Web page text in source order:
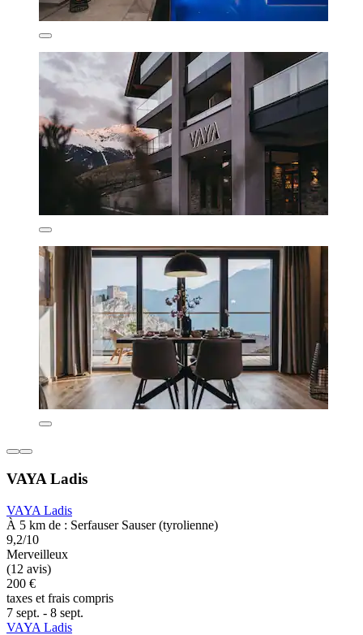
VAYA Ladis
VAYA Ladis
À 5 km de : Serfauser Sauser (tyrolienne)
9,2/10
Merveilleux
(12 avis)
200 €
taxes et frais compris
7 sept. - 8 sept.
VAYA Ladis